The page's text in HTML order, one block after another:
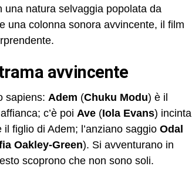
natura selvaggia popolata da
una colonna sonora avvincente, il film
avvincente
sapiens: Adem (Chuku Modu) è il
c’è poi Ave (Iola Evans) incinta
il figlio di Adem; l’anziano saggio Odal
Oakley-Green). Si avventurano in
scoprono che non sono soli.